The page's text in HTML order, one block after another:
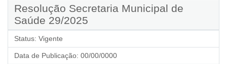
Resolução Secretaria Municipal de
Saúde 29/2025
Status: Vigente
Data de Publicação: 00/00/0000